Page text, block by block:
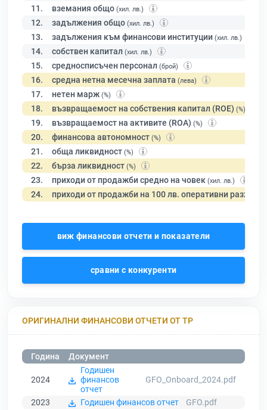
11. вземания общо (хил. лв.)
12. задължения общо (хил. лв.)
13. задължения към финансови институции (хил. лв.)
14. собствен капитал (хил. лв.)
15. средносписъчен персонал (брой)
16. средна нетна месечна заплата (лева)
17. нетен марж (%)
18. възвращаемост на собствения капитал (ROE) (%)
19. възвращаемост на активите (ROA) (%)
20. финансова автономност (%)
21. обща ликвидност (%)
22. бърза ликвидност (%)
23. приходи от продажби средно на човек (хил. лв.)
24. приходи от продажби на 100 лв. оперативни разходи
виж финансови отчети и показатели
сравни с конкуренти
ОРИГИНАЛНИ ФИНАНСОВИ ОТЧЕТИ ОТ ТР
Година Документ
2024
Годишен
финансов
отчет
GFO_Onboard_2024.pdf
2023 Годишен финансов отчет
GFO.pdf